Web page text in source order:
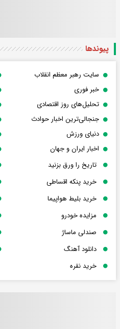
پیوندها
سایت رهبر معظم انقلاب
خبر فوری
تحلیل‌های روز اقتصادی
جنجالی‌ترین اخبار حوادث
دنیای ورزش
اخبار ایران و جهان
تاریخ را ورق بزنید
خرید پنکه اقساطی
خرید بلیط هواپیما
مزایده خودرو
صندلی ماساژ
دانلود آهنگ
خرید نقره